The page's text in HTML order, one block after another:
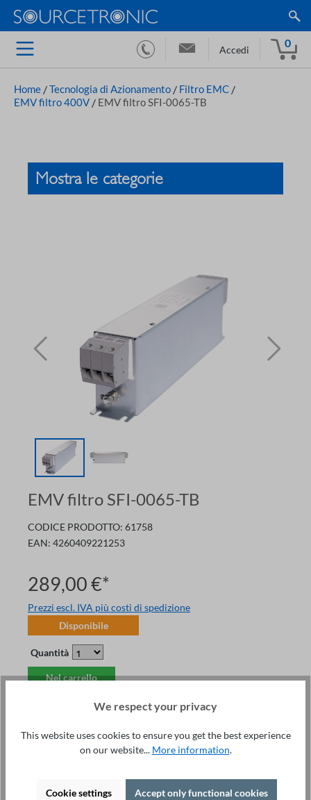
Accedi
0
Home /Tecnologia di Azionamento / Filtro EMC /
EMV filtro 400V / EMV filtro SFI-0065-TB
Mostra le categorie
EMV filtro SFI-0065-TB
CODICE PRODOTTO: 61758
EAN: 4260409221253
289,00 €*
Prezzi escl. IVA più costi di spedizione
Disponibile
Quantità
Nel carrello
Dettagli Servizio tecnico +49 421 277 9999
We respect your privacy
This website uses cookies to ensure you get the best experience
on our website... More information.
Cookie settings Accept only functional cookies